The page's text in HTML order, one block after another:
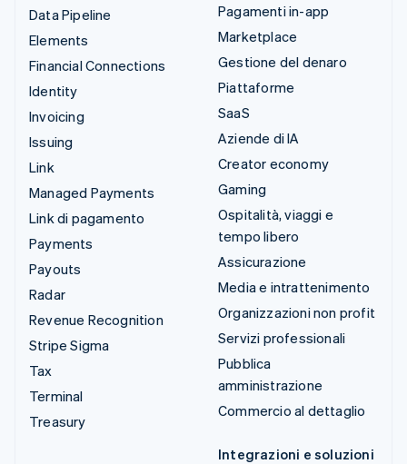
Data Pipeline
Elements
Financial Connections
Identity
Invoicing
Issuing
Link
Managed Payments
Link di pagamento
Payments
Payouts
Radar
Revenue Recognition
Stripe Sigma
Tax
Terminal
Treasury
Pagamenti in-app
Marketplace
Gestione del denaro
Piattaforme
SaaS
Aziende di IA
Creator economy
Gaming
Ospitalità, viaggi e
tempo libero
Assicurazione
Media e intrattenimento
Organizzazioni non profit
Servizi professionali
Pubblica
amministrazione
Commercio al dettaglio
Integrazioni e soluzioni